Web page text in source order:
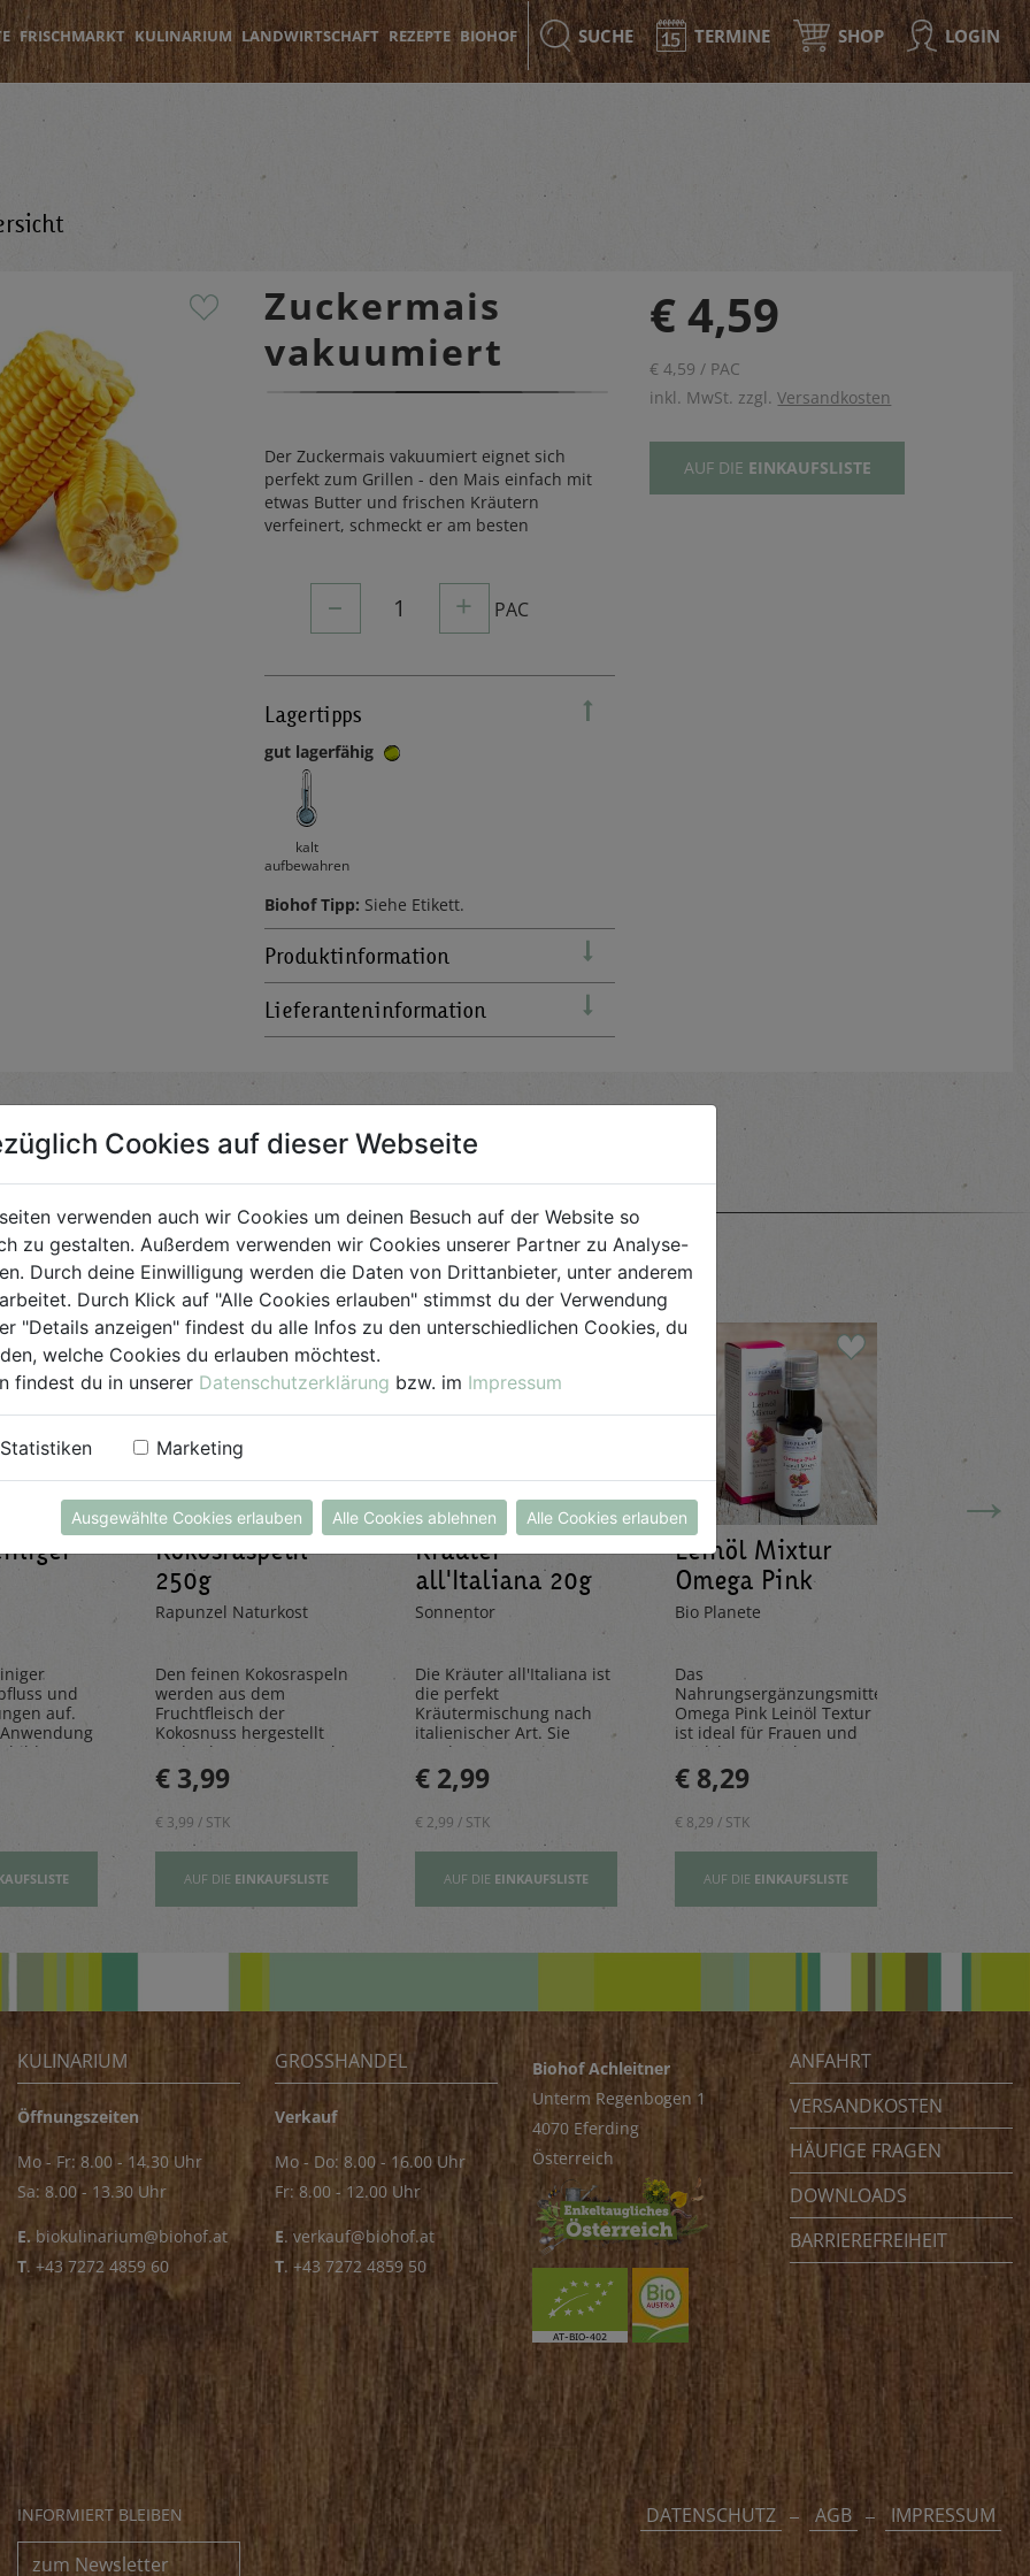
FRISCHMARKT KULINARIUM LANDWIRTSCHAFT REZEPTE BIOHOF SUCHE TERMINE SHOP LOGIN
Zuckermais
vakuumiert
Der Zuckermais vakuumiert eignet sich
perfekt zum Grillen - den Mais einfach mit
etwas Butter und frischen Kräutern
verfeinert, schmeckt er am besten
– 1 + PAC
Lagertipps
gut lagerfähig
kalt
aufbewahren
Biohof Tipp: Siehe Etikett.
Produktinformation
Lieferanteninformation
€ 4,59
€ 4,59 / PAC
inkl. MwSt. zzgl.Versandkosten
AUF DIE EINKAUFSLISTE
Bio-Produkte
für Jedermann
und
auf.
Kokosraspeln
250g
Rapunzel Naturkost
Den feinen Kokosraspeln
werden aus dem
Fruchtfleisch der
Kokosnuss hergestellt
und geben einen Hauch
Exotik in köstliche Kuchen
& Kekse
€ 3,99
€ 3,99 / STK
AUF DIE EINKAUFSLISTE
Kräuter
all'Italiana 20g
Sonnentor
Die Kräuter all'Italiana ist
die perfekt
Kräutermischung nach
italienischer Art. Sie
rundet Pizzen, Risottos
und Pastagerichte ab.
€ 2,99
€ 2,99 / STK
AUF DIE EINKAUFSLISTE
Leinöl Mixtur
Omega Pink
100ml
Bio Planete
Das
Nahrungsergänzungsmittel
Omega Pink Leinöl Textur
ist ideal für Frauen und
Mädchen – reich an
Vitamin E und wertovllen
Omega-3-Fettsäuren
€ 8,29
€ 8,29 / STK
AUF DIE EINKAUFSLISTE
→
KULINARIUM
Öffnungszeiten
Mo - Fr: 8.00 - 14.30 Uhr
Sa: 8.00 - 13.30 Uhr
E. biokulinarium@biohof.at
T. +43 7272 4859 60
GROSSHANDEL
Verkauf
Mo - Do: 8.00 - 16.00 Uhr
Fr: 8.00 - 12.00 Uhr
E. verkauf@biohof.at
T. +43 7272 4859 50
Biohof Achleitner
Unterm Regenbogen 1
4070 Eferding
Österreich
ANFAHRT
VERSANDKOSTEN
HÄUFIGE FRAGEN
DOWNLOADS
BARRIEREFREIHEIT
INFORMIERT BLEIBEN
zum Newsletter
DATENSCHUTZ AGB IMPRESSUM
Cookies auf dieser Webseite
verwenden auch wir Cookies um deinen Besuch auf der Website so
zu gestalten. Außerdem verwenden wir Cookies unserer Partner zu Analyse-
Durch deine Einwilligung werden die Daten von Drittanbieter, unter anderem
Durch Klick auf "Alle Cookies erlauben" stimmst du der Verwendung
"Details anzeigen" findest du alle Infos zu den unterschiedlichen Cookies, du
welche Cookies du erlauben möchtest.
findest du in unserer Datenschutzerklärung bzw. im Impressum
Statistiken Marketing
Ausgewählte Cookies erlauben Alle Cookies ablehnen Alle Cookies erlauben